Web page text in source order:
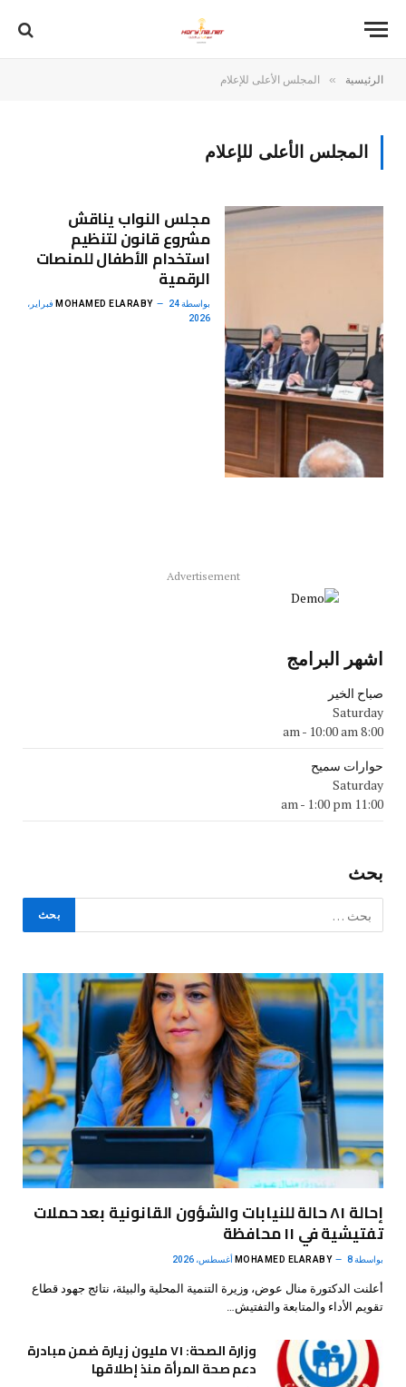
الرئيسية » المجلس الأعلى للإعلام
المجلس الأعلى للإعلام
مجلس النواب يناقش
مشروع قانون لتنظيم
استخدام الأطفال للمنصات
الرقمية
بواسطة MOHAMED ELARABY 24 فبراير،
2026
Advertisement
اشهر البرامج
صباح الخير
Saturday
8:00 am
- 10:00 am
حوارات سميح
Saturday
11:00 am
- 1:00 pm
بحث
إحالة ٨١ حالة للنيابات والشؤون القانونية بعد حملات
تفتيشية في ١١ محافظة
بواسطة MOHAMED ELARABY 8 أغسطس، 2026
أعلنت الدكتورة منال عوض، وزيرة التنمية المحلية والبيئة، نتائج جهود قطاع
تقويم الأداء والمتابعة والتفتيش…
وزارة الصحة: ٧١ مليون زيارة ضمن مبادرة
دعم صحة المرأة منذ إطلاقها